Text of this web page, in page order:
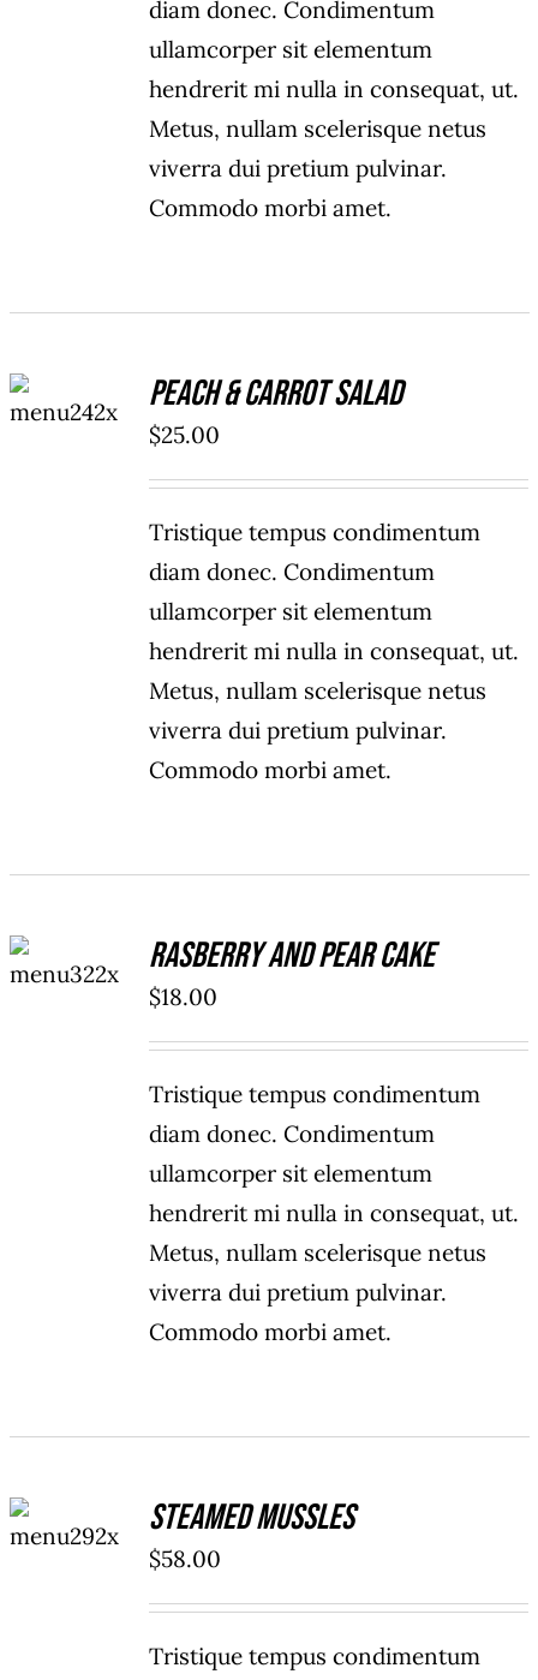
diam donec. Condimentum
ullamcorper sit elementum
hendrerit mi nulla in consequat, ut.
Metus, nullam scelerisque netus
viverra dui pretium pulvinar.
Commodo morbi amet.
CART
/
Peach & Carrot Salad
$25.00
Tristique tempus condimentum
diam donec. Condimentum
ullamcorper sit elementum
hendrerit mi nulla in consequat, ut.
Metus, nullam scelerisque netus
viverra dui pretium pulvinar.
Commodo morbi amet.
CART
/
Rasberry And Pear Cake
$18.00
Tristique tempus condimentum
diam donec. Condimentum
ullamcorper sit elementum
hendrerit mi nulla in consequat, ut.
Metus, nullam scelerisque netus
viverra dui pretium pulvinar.
Commodo morbi amet.
CART
/
Steamed Mussles
$58.00
Tristique tempus condimentum